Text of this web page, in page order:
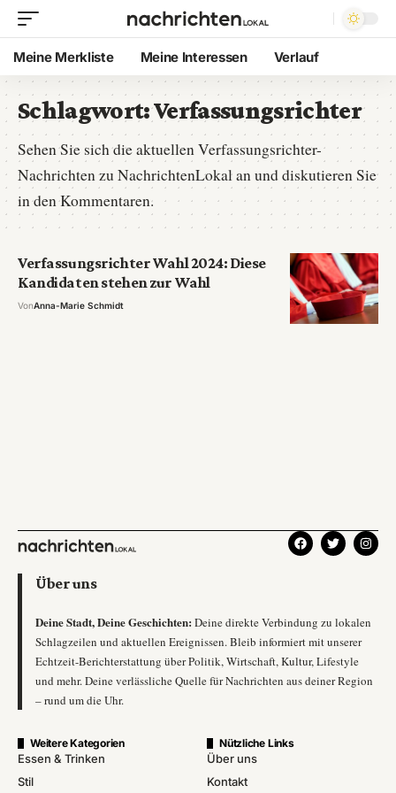
Meine Merkliste Meine Interessen Verlauf
Schlagwort:Verfassungsrichter
Sehen Sie sich die aktuellen Verfassungsrichter-
Nachrichten zu NachrichtenLokal an und diskutieren Sie
in den Kommentaren.
Verfassungsrichter Wahl 2024: Diese
Kandidaten stehen zur Wahl
VonAnna-Marie Schmidt
Über uns
Deine Stadt, Deine Geschichten: Deine direkte Verbindung zu lokalen
Schlagzeilen und aktuellen Ereignissen. Bleib informiert mit unserer
Echtzeit-Berichterstattung über Politik, Wirtschaft, Kultur, Lifestyle
und mehr. Deine verlässliche Quelle für Nachrichten aus deiner Region
– rund um die Uhr.
Weitere Kategorien
Essen & Trinken
Stil
Nützliche Links
Über uns
Kontakt